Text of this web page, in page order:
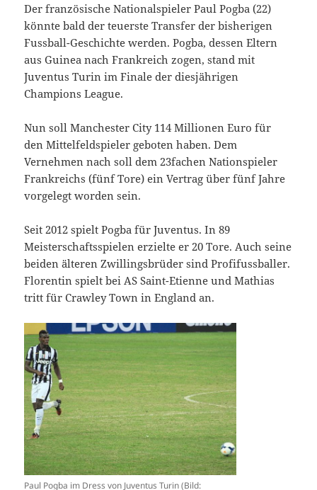
Der französische Nationalspieler Paul Pogba (22)
könnte bald der teuerste Transfer der bisherigen
Fussball-Geschichte werden. Pogba, dessen Eltern
aus Guinea nach Frankreich zogen, stand mit
Juventus Turin im Finale der diesjährigen
Champions League.
Nun soll Manchester City 114 Millionen Euro für
den Mittelfeldspieler geboten haben. Dem
Vernehmen nach soll dem 23fachen Nationspieler
Frankreichs (fünf Tore) ein Vertrag über fünf Jahre
vorgelegt worden sein.
Seit 2012 spielt Pogba für Juventus. In 89
Meisterschaftsspielen erzielte er 20 Tore. Auch seine
beiden älteren Zwillingsbrüder sind Profifussballer.
Florentin spielt bei AS Saint-Etienne und Mathias
tritt für Crawley Town in England an.
Paul Pogba im Dress von Juventus Turin (Bild: